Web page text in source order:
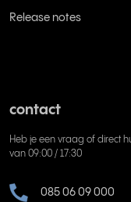
Release notes
contact
Heb je een vraag of direct
van 09:00 / 17:30
085 06 09 000